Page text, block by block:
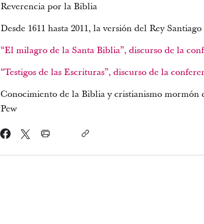
Reverencia por la Biblia
Desde 1611 hasta 2011, la versión del Rey
“El milagro de la Santa Biblia”, discurso de la
“Testigos de las Escrituras”, discurso de la
Conocimiento de la Biblia y cristianismo mormón
Pew